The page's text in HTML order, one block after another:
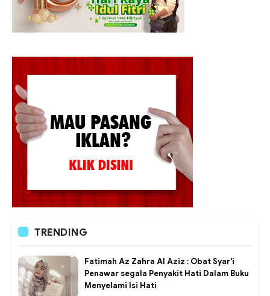
TRENDING
Fatimah Az Zahra Al Aziz : Obat Syar'i
Penawar segala Penyakit Hati Dalam Buku
Menyelami Isi Hati